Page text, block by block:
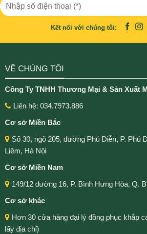
Kết nối với chúng tôi:
VỀ CHÚNG TÔI
Công Ty TNHH Thương Mại & Sản Xuất
Liên hệ: 034.7973.886
Cơ sở Miền Bắc
Số 30, ngõ 205, đường Phú Diễn, P. Phú
Liêm, Hà Nội
Cơ sở Miền Nam
149/12 đường 16, P. Bình Hưng Hòa, Q.
Cơ sở khác
Hơn 30 cửa hàng đại lý đồng phục khắp
lấy địa chỉ)